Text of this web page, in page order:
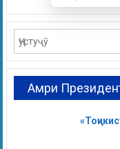
Амри